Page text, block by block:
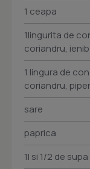
1 ceapa
1lingurita de
coriandru,
1 lingura de
coriandru,
sare
paprica
1l si 1/2 de